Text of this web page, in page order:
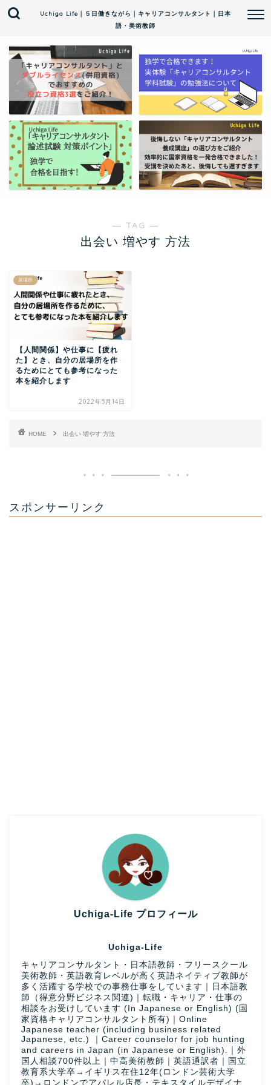
Uchiga Life｜５日働きながら｜キャリアコンサルタント｜日本
語・美術教師
― TAG ―
出会い 増やす 方法
居場所
【人間関係】や仕事に【疲れ
た】とき、自分の居場所を作
るためにとても参考になった
本を紹介します
2022年5月14日
HOME 出会い 増やす 方法
スポンサーリンク
Uchiga-Life プロフィール
Uchiga-Life
キャリアコンサルタント・日本語教師・フリースクール
美術教師・英語教育レベルが高く英語ネイティブ教師が
多く活躍する学校での事務仕事をしています｜日本語教
師（得意分野ビジネス関連)｜転職・キャリア・仕事の
相談をお受けしています (In Japanese or English) (国
家資格キャリアコンサルタント所有)｜Online
Japanese teacher (including business related
Japanese, etc.) ｜Career counselor for job hunting
and careers in Japan (in Japanese or English).｜外
国人相談700件以上｜中高美術教師｜英語通訳者｜国立
教育系大学卒→イギリス在住12年(ロンドン芸術大学
卒)→ロンドンでアパレル店長・テキスタイルデザイナ